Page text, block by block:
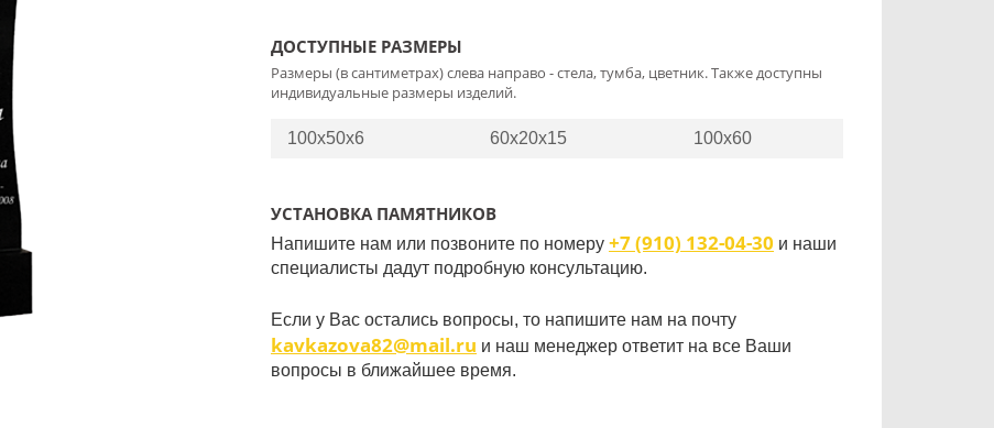
ДОСТУПНЫЕ РАЗМЕРЫ
Размеры (в сантиметрах) слева направо - стела, тумба, цветник. Также доступны
индивидуальные размеры изделий.
100x50x6 60x20x15 100x60
УСТАНОВКА ПАМЯТНИКОВ
Напишите нам или позвоните по номеру +7 (910) 132-04-30 и наши
специалисты дадут подробную консультацию.
Если у Вас остались вопросы, то напишите нам на почту
kavkazova82@mail.ru и наш менеджер ответит на все Ваши
вопросы в ближайшее время.